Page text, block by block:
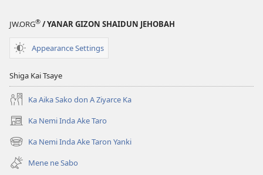
JW.ORG® / YANAR GIZON SHAIDUN JEHOBAH
Appearance Settings
Shiga Kai Tsaye
Ka Aika Sako don A Ziyarce Ka
Ka Nemi Inda Ake Taro
(opens
new
window)
Ka Nemi Inda Ake Taron Yanki
(opens
new
window)
Mene ne Sabo